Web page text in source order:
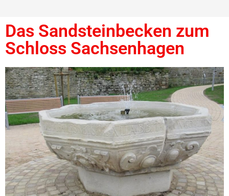
Das Sandsteinbecken zum
Schloss Sachsenhagen